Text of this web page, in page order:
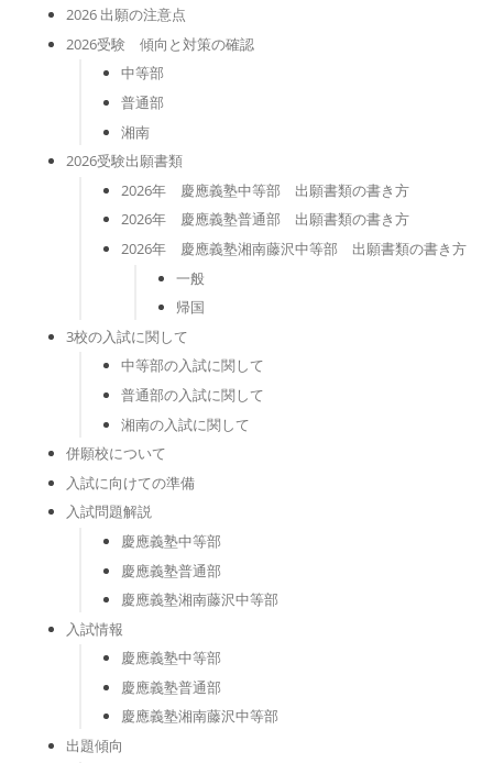
2026 出願の注意点
2026受験 傾向と対策の確認
中等部
普通部
湘南
2026受験出願書類
2026年 慶應義塾中等部 出願書類の書き方
2026年 慶應義塾普通部 出願書類の書き方
2026年 慶應義塾湘南藤沢中等部 出願書類の書き方
一般
帰国
3校の入試に関して
中等部の入試に関して
普通部の入試に関して
湘南の入試に関して
併願校について
入試に向けての準備
入試問題解説
慶應義塾中等部
慶應義塾普通部
慶應義塾湘南藤沢中等部
入試情報
慶應義塾中等部
慶應義塾普通部
慶應義塾湘南藤沢中等部
出題傾向